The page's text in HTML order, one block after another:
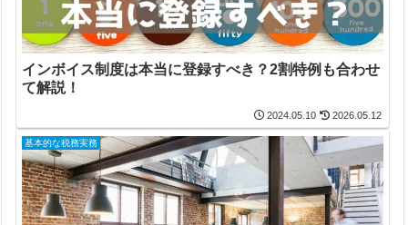
インボイス制度は本当に登録すべき？2割特例も合わせ
て解説！
2024.05.10 2026.05.12
基本的な税務実務